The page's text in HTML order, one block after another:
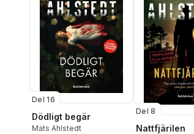
Del 16
Dödligt begär
Mats Ahlstedt
Del 8
Nattfjärilen